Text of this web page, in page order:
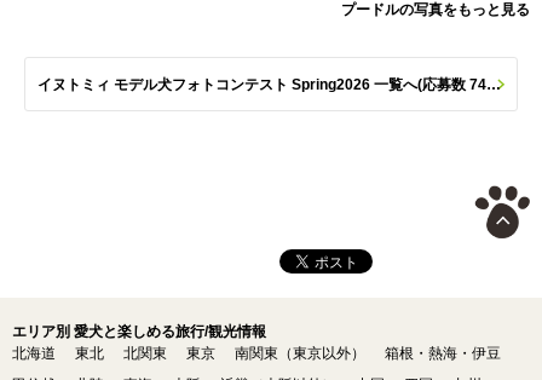
プードルの写真をもっと見る
イヌトミィ モデル犬フォトコンテスト Spring2026 一覧へ(応募数 747枚)
エリア別 愛犬と楽しめる旅行/観光情報
北海道
東北 北関東 東京 南関東（東京以外）
箱根・熱海・伊豆